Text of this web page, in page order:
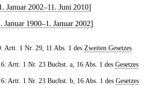
Januar 2002–11. Juni 2010]
Januar 1900–1. Januar 2002]
Artt. 1 Nr. 29, 11 Abs. 1 des Zweiten Gesetzes
Artt. 1 Nr. 23 Buchst. a, 16 Abs. 1 des Gesetzes
Artt. 1 Nr. 23 Buchst. b, 16 Abs. 1 des Gesetzes